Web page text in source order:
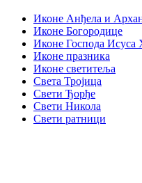
Иконе Анђела и
Иконе Богородице
Иконе Господа Исуса
Иконе празника
Иконе светитеља
Света Тројица
Свети Ђорђе
Свети Никола
Свети ратници